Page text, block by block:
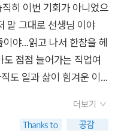
만 비춰진 상상속의 무대
높아진 우리나라의 숨
같아 씁쓸한 느낌이 들었
도 외국어를 공부할 때 만
아, 마우리지오, 타마
생님들이 하는 말을 대부
이 끝나고 밖으로 나오
히 이번 기회가 아니었으
말 그대로 선생님 이야
야...읽고 나서 한참을 헤
점점 늘어가는 직업여
도 일과 삶이 힘겨운 이
'​『코리안 티처』소설은
선생님의 이야기였습니
더보기